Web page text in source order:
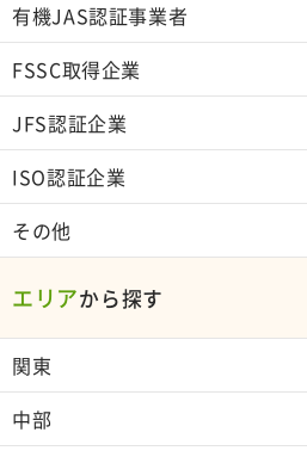
有機JAS認証事業者
FSSC取得企業
JFS認証企業
ISO認証企業
その他
エリアから探す
関東
中部